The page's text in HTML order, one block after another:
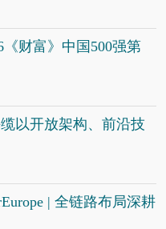
财富》中国500强第
以开放架构、前沿技
| 全链路布局深耕